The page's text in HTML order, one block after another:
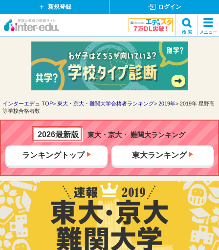
新規登録 ログイン
イ
ド
ッ
ト
検 索 メニュー
検索
インターエデュ TOP 東大・京大・難関大学合格者ランキング 2019年
2019年 星野高
等学校合格者数
2026最新版 東大・京大・ 難関大ランキング
ランキングトップ 東大ランキング